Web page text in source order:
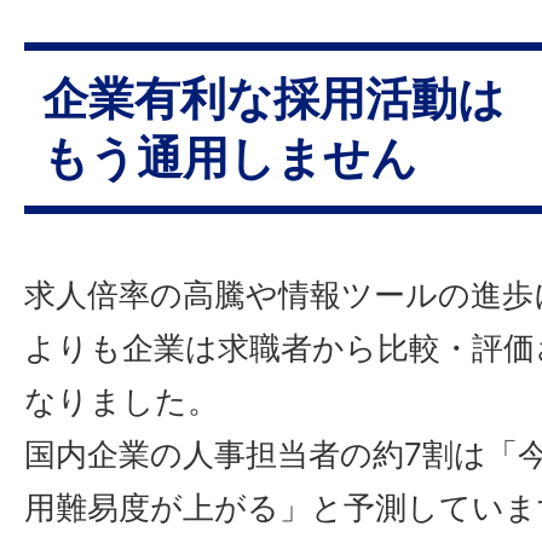
企業有利な採用活動は
もう通用しません
求人倍率の高騰や情報ツールの進
よりも企業は求職者から比較・評
なりました。
国内企業の人事担当者の約7割は「
用難易度が上がる」と予測してい